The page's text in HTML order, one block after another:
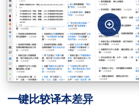
一键比较译本差异